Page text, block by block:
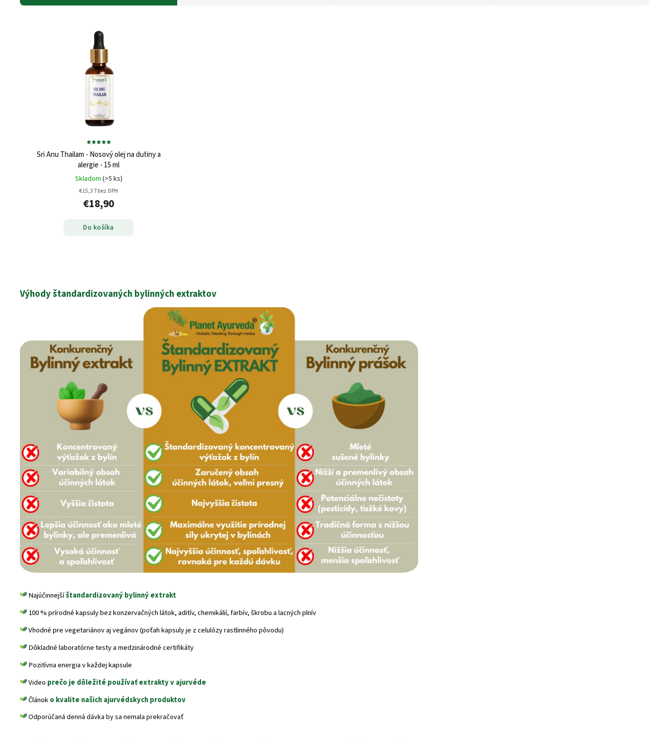
Sri Anu Thailam - Nosový olej na dutiny a
alergie - 15 ml
Skladom (>5 ks)
€15,37 bez DPH
€18,90
Do košíka
Výhody štandardizovaných bylinných extraktov
Najúčinnejšíštandardizovaný bylinný extrakt
100 % prírodné kapsuly bez konzervačných látok, aditív, chemikálií, farbív, škrobu a lacných plnív
Vhodné pre vegetariánov aj vegánov (poťah kapsuly je z celulózy rastlinného pôvodu)
Dôkladné laboratórne testy a medzinárodné certifikáty
Pozitívna energia v každej kapsule
Video prečo je dôležité používať extrakty v ajurvéde
Článoko kvalite našich ajurvédskych produktov
Odporúčaná denná dávka by sa nemala prekračovať